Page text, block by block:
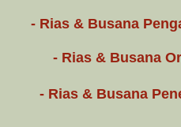
- Rias & Busana
- Rias & Busana
- Rias & Busana